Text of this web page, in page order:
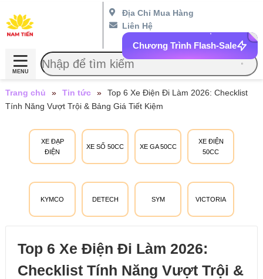
Địa Chỉ Mua Hàng
Liên Hệ
Chương Trình Flash-Sale
MENU
XE ĐẠP
ĐIỆN
XE SỐ 50CC XE GA 50CC
XE ĐIỆN
50CC
KYMCO DETECH SYM VICTORIA
Trang chủ » Tin tức »
Top 6 Xe Điện Đi Làm 2026: Checklist
Tính Năng Vượt Trội & Bảng Giá Tiết Kiệm
Top 6 Xe Điện Đi Làm 2026:
Checklist Tính Năng Vượt Trội &